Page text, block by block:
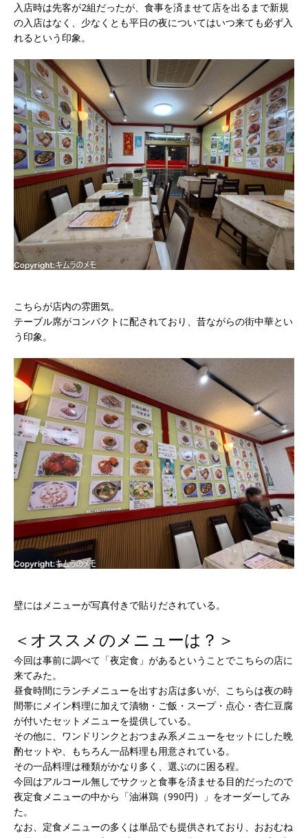
入店時は先客が2組だったが、食事を済ませて店を出るまで新規
の入店はなく、少なくとも平日の夜についてはいつ来ても必ず入
れるという印象。
こちらが店内の雰囲気。
テーブル席がコンパクトに配されており、昔ながらの街中華とい
う印象。
壁にはメニューが写真付きで貼りだされている。
＜オススメのメニューは？＞
今回は事前に調べて「夜定食」があるということでこちらの店に
来てみた。
昼食時間にランチメニューを出すお店は多いが、こちらは夜の時
間帯にメイン料理に加えて漬物・ご飯・スープ・点心・杏仁豆腐
が付いたセットメニューを提供している。
その他に、ワンドリンクとおつまみ系メニューをセットにした晩
酌セットや、もちろん一品料理も用意されている。
その一品料理は種類がかなり多く、選ぶのに困る程。
今回はアルコール無しでサクッと食事を済ませる目的だったので
夜定食メニューの中から「油淋鶏（990円）」をオーダーしてみ
た。
なお、定食メニューの多くは単品でも提供されており、おおむね